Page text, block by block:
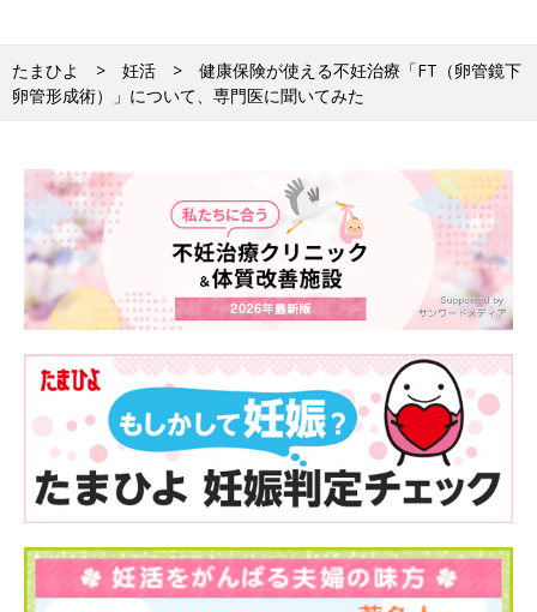
性を探ることができます
自然妊娠を望むのであれば、まずは卵管造影検査を受けてみるこ
とをお勧めします。また、ほかのクリニックで受けたことがある
けれど、結果を放置している…といった場合も、当クリニックに
その結果をお持ちいただければ、ご相談に応じます。とにかく、
『卵管に異常があっても手術で治すことができるんだ』というこ
とをみなさんに知っておいてほしいですね」
【Q4】卵管造影は痛いって聞いたことがあるのです
が…
たまひよ 妊活
健康保険が使える不妊治療「FT（卵管鏡下
卵管形成術）」について、専門医に聞いてみた